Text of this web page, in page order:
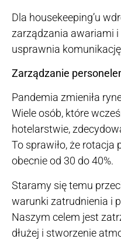
Dla housekeeping’u
zarządzania awariami
usprawnia
Zarządzanie
Pandemia zmieniła
Wiele osób, które
hotelarstwie,
To sprawiło, że rotacja
obecnie od 30 do 40%.
Staramy się temu
warunki zatrudnienia i
Naszym celem jest
dłużej i stworzenie